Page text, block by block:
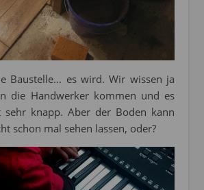
Baustelle… es wird. Wir wissen ja
die Handwerker kommen und es
sehr knapp. Aber der Boden kann
schon mal sehen lassen, oder?